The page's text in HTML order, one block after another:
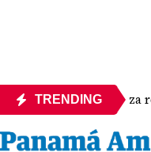
TRENDING
APEDE rechaza